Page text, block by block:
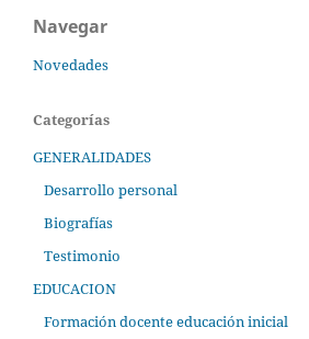
Navegar
Novedades
Categorías
GENERALIDADES
Desarrollo personal
Biografías
Testimonio
EDUCACION
Formación docente educación inicial